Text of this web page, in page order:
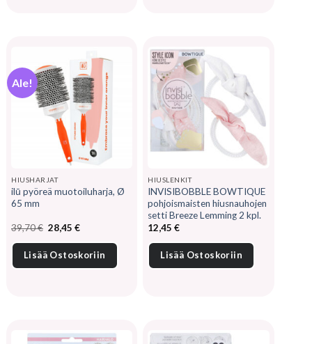
Ale!
HIUSHARJAT
ilū pyöreä muotoiluharja, Ø
65 mm
39,70€ Alkuperäinen
hinta
oli:
39,70 €.
28,45€Nykyinen
on:
28,45 €.
Lisää Ostoskoriin
HIUSLENKIT
INVISIBOBBLE BOWTIQUE
pohjoismaisten hiusnauhojen
setti Breeze Lemming 2 kpl.
12,45€
Lisää Ostoskoriin